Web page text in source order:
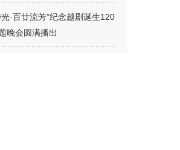
·百廿流芳”纪念越剧诞生120
晚会圆满播出